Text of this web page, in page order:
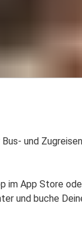
und
im App Store
und buche